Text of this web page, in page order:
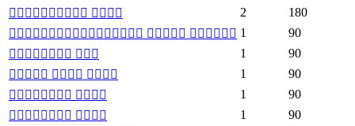
 
2
180
   1
90
 
1
90
  
1
90
 
1
90
 
1
90